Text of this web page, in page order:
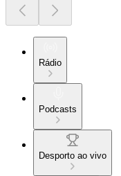
Rádio
Podcasts
Desporto ao vivo